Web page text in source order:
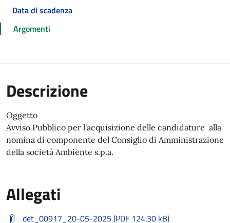
Data di scadenza
Argomenti
Descrizione
Oggetto
Avviso Pubblico per l'acquisizione delle candidature alla
nomina di componente del Consiglio di Amministrazione
della società Ambiente s.p.a.
Allegati
det_00917_20-05-2025 (PDF 124.30 kB)